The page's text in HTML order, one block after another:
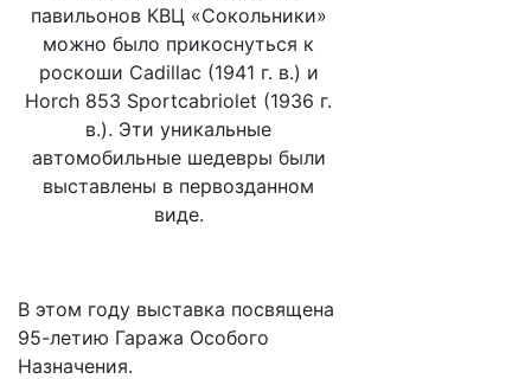
павильонов КВЦ «Сокольники»
можно было прикоснуться к
роскоши Cadillac (1941 г. в.) и
Horch 853 Sportcabriolet (1936 г.
в.). Эти уникальные
автомобильные шедевры были
выставлены в первозданном
виде.
В этом году выставка посвящена
95-летию Гаража Особого
Назначения.